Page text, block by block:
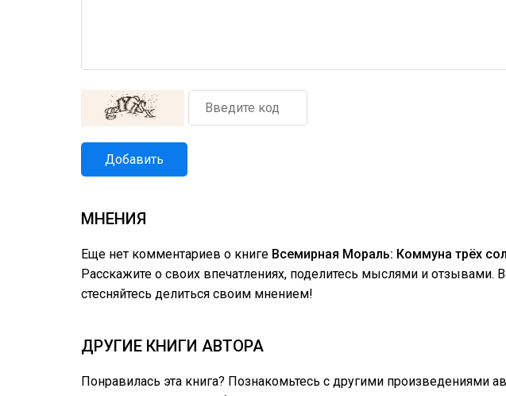
Добавить
МНЕНИЯ
Еще нет комментариев о книге Всемирная Мораль: Коммуна трёх
Расскажите о своих впечатлениях, поделитесь мыслями и
стесняйтесь делиться своим мнением!
ДРУГИЕ КНИГИ АВТОРА
Понравилась эта книга? Познакомьтесь с другими произведениями